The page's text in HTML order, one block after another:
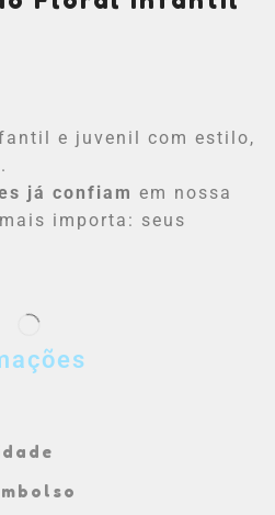
e juvenil com estilo,
já confiam em nossa
importa: seus